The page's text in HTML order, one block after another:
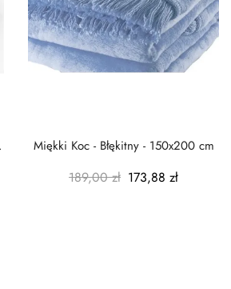
Miękki Koc - Błękitny - 150x200 cm
189,00 zł 173,88 zł